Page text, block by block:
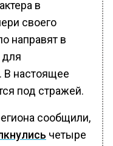
в
своего
направят в
для
В настоящее
под стражей.
сообщили,
четыре